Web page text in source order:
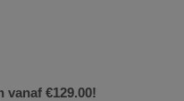
€129.00!